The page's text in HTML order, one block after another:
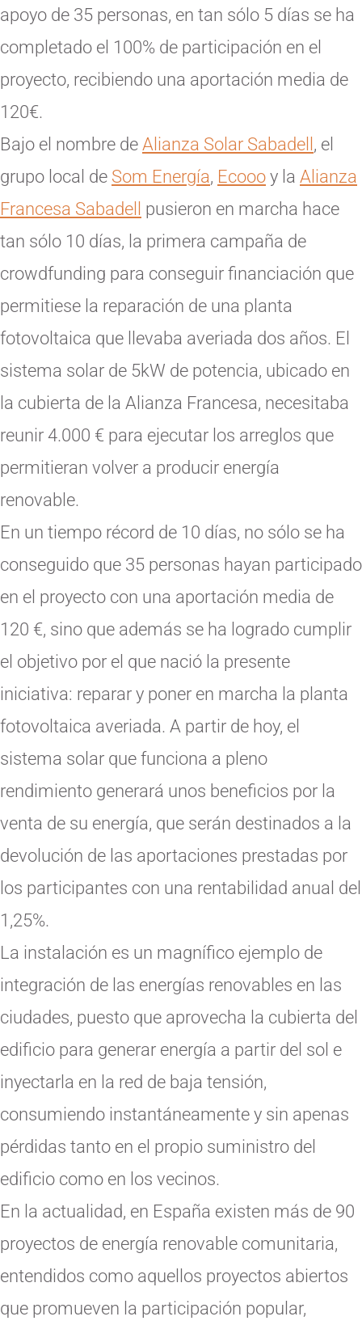
apoyo de 35 personas, en tan sólo 5 días se ha
completado el 100% de participación en el
proyecto, recibiendo una aportación media de
120€.
Bajo el nombre de Alianza Solar Sabadell , el
grupo local de Som Energía, Ecooo y la Alianza
Francesa Sabadell
pusieron en marcha hace
tan sólo 10 días, la primera campaña de
crowdfunding para conseguir financiación que
permitiese la reparación de una planta
fotovoltaica que llevaba averiada dos años. El
sistema solar de 5kW de potencia, ubicado en
la cubierta de la Alianza Francesa, necesitaba
reunir 4.000 € para ejecutar los arreglos que
permitieran volver a producir energía
renovable.
En un tiempo récord de 10 días, no sólo se ha
conseguido que 35 personas hayan participado
en el proyecto con una aportación media de
120 €, sino que además se ha logrado cumplir
el objetivo por el que nació la presente
iniciativa: reparar y poner en marcha la planta
fotovoltaica averiada. A partir de hoy, el
sistema solar que funciona a pleno
rendimiento generará unos beneficios por la
venta de su energía, que serán destinados a la
devolución de las aportaciones prestadas por
los participantes con una rentabilidad anual del
1,25%.
La instalación es un magnífico ejemplo de
integración de las energías renovables en las
ciudades, puesto que aprovecha la cubierta del
edificio para generar energía a partir del sol e
inyectarla en la red de baja tensión,
consumiendo instantáneamente y sin apenas
pérdidas tanto en el propio suministro del
edificio como en los vecinos.
En la actualidad, en España existen más de 90
proyectos de energía renovable comunitaria,
entendidos como aquellos proyectos abiertos
que promueven la participación popular,